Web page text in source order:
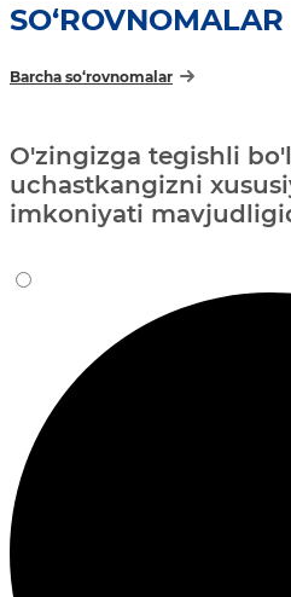
SO‘ROVNOMALAR
Barcha so‘rovnomalar
O'zingizga tegishli
uchastkangizni
imkoniyati